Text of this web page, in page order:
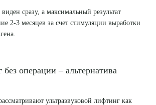
сразу, а максимальный результат
2-3 месяцев за счет стимуляции выработки
операции – альтернатива
ультразвуковой лифтинг как
услугу
ПОДТВЕРДИТЬ